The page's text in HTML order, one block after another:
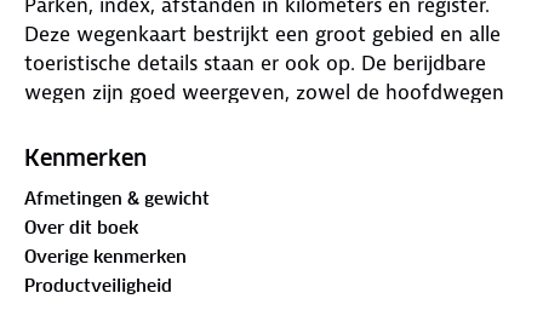
Deze wegenkaart bestrijkt een groot gebied en alle
toeristische details staan er ook op. De berijdbare
wegen zijn goed weergeven, zowel de hoofdwegen
worden vermeld. In het kaartbeeld wordt door
soms enkele punten in het landschap met de
daadwerkelijke hoogte. Met allerhande symbolen
worden toeristische bezienswaardigheden
weergegeven.
Kenmerken
Afmetingen & gewicht
Over dit boek
Overige kenmerken
Productveiligheid